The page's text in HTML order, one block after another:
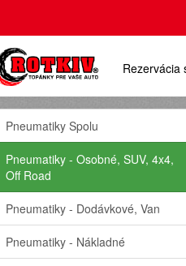
Rezervácia
Pneumatiky Spolu
Pneumatiky - Osobné, SUV, 4x4,
Off Road
Pneumatiky - Dodávkové, Van
Pneumatiky - Nákladné